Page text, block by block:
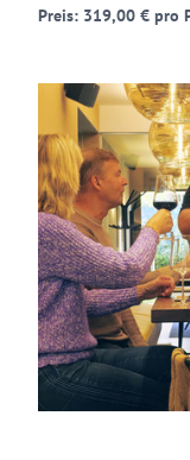
Preis: 319,00 € pro